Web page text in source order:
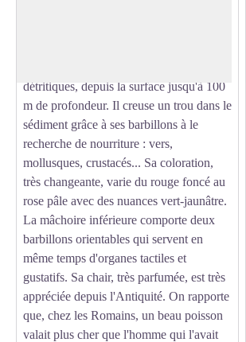
détritiques, depuis la surface jusqu'à 100
m de profondeur. Il creuse un trou dans le
sédiment grâce à ses barbillons à le
recherche de nourriture : vers,
mollusques, crustacés... Sa coloration,
très changeante, varie du rouge foncé au
rose pâle avec des nuances vert-jaunâtre.
La mâchoire inférieure comporte deux
barbillons orientables qui servent en
même temps d'organes tactiles et
gustatifs. Sa chair, très parfumée, est très
appréciée depuis l'Antiquité. On rapporte
que, chez les Romains, un beau poisson
valait plus cher que l'homme qui l'avait